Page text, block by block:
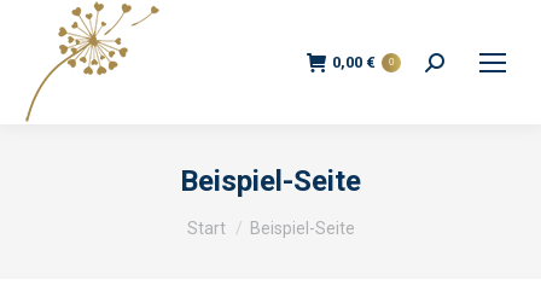
0,00 € 0 Search:
Beispiel-Seite
Start Beispiel-Seite